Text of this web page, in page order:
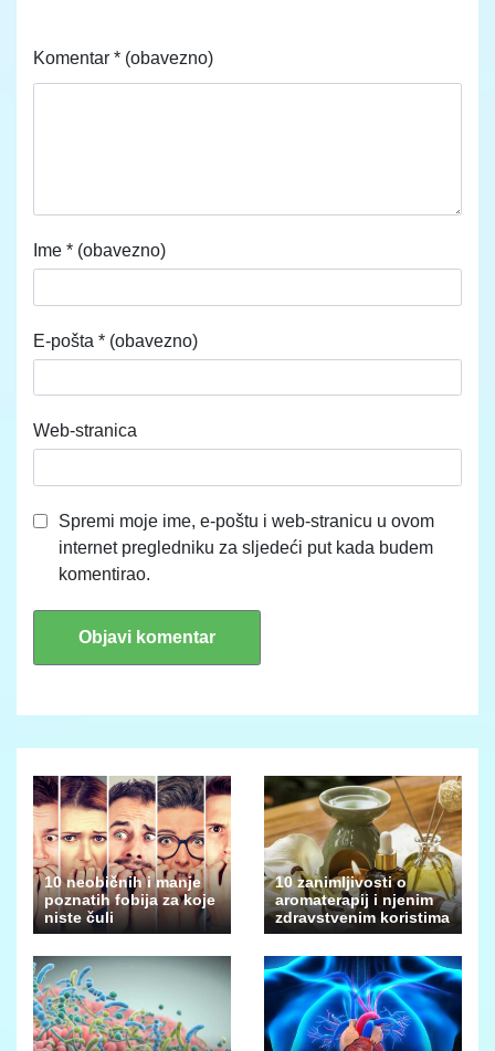
Komentar * (obavezno)
Ime * (obavezno)
E-pošta * (obavezno)
Web-stranica
Spremi moje ime, e-poštu i web-stranicu u ovom
internet pregledniku za sljedeći put kada budem
komentirao.
10 neobičnih i manje
poznatih fobija za koje
niste čuli
10 zanimljivosti o
aromaterapij i njenim
zdravstvenim koristima